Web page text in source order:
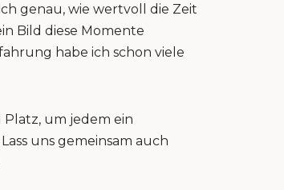
genau, wie wertvoll die Zeit
Bild diese Momente
habe ich schon viele
um jedem ein
uns gemeinsam auch